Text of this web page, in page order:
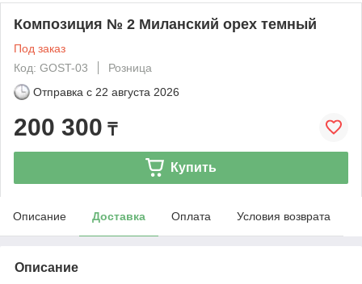
Композиция № 2 Миланский орех темный
Под заказ
Код: GOST-03
Розница
Отправка с 22 августа 2026
200 300 ₸
Купить
Описание Доставка Оплата Условия возврата
Описание